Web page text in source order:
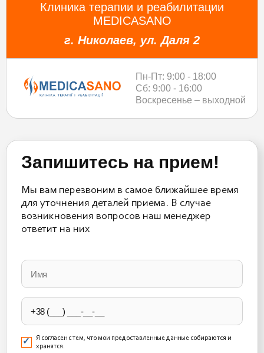
Клиника терапии и реабилитации
MEDICASANO
г. Николаев, ул. Даля 2
Пн-Пт: 9:00 - 18:00
Сб: 9:00 - 16:00
Воскресенье – выходной
Запишитесь на прием!
Мы вам перезвоним в самое ближайшее время
для уточнения деталей приема. В случае
возникновения вопросов наш менеджер
ответит на них
leave
this
field
empty.
Я согласен с тем, что мои предоставленные данные собираются и
хранятся.